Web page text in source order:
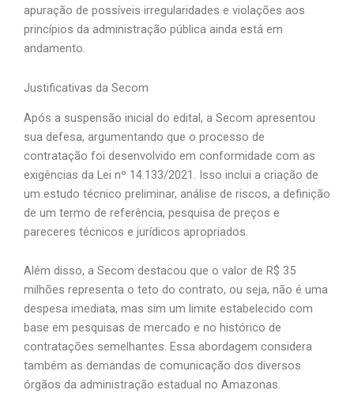
apuração de possíveis irregularidades e violações aos
princípios da administração pública ainda está em
andamento.
Justificativas da Secom
Após a suspensão inicial do edital, a Secom apresentou
sua defesa, argumentando que o processo de
contratação foi desenvolvido em conformidade com as
exigências da Lei nº 14.133/2021. Isso inclui a criação de
um estudo técnico preliminar, análise de riscos, a definição
de um termo de referência, pesquisa de preços e
pareceres técnicos e jurídicos apropriados.
Além disso, a Secom destacou que o valor de R$ 35
milhões representa o teto do contrato, ou seja, não é uma
despesa imediata, mas sim um limite estabelecido com
base em pesquisas de mercado e no histórico de
contratações semelhantes. Essa abordagem considera
também as demandas de comunicação dos diversos
órgãos da administração estadual no Amazonas.